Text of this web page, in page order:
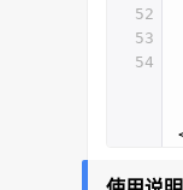
52
53
54